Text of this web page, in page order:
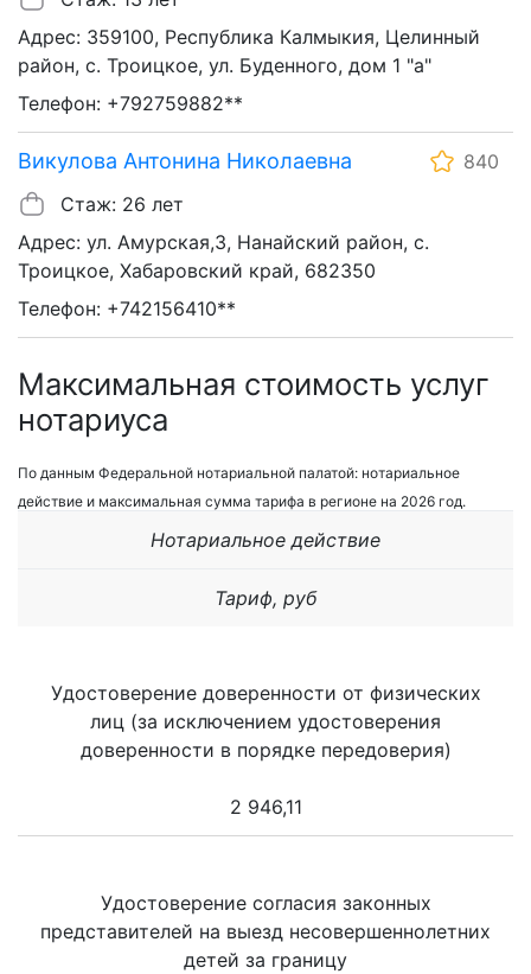
Адрес: 359100, Республика Калмыкия, Целинный
район, с. Троицкое, ул. Буденного, дом 1 "а"
Телефон: +792759882**
Викулова Антонина Николаевна
840
Стаж: 26 лет
Адрес: ул. Амурская,3, Нанайский район, с.
Троицкое, Хабаровский край, 682350
Телефон: +742156410**
Максимальная стоимость услуг
нотариуса
По данным Федеральной нотариальной палатой: нотариальное
действие и максимальная сумма тарифа в регионе на 2026 год.
Нотариальное действие
Тариф, руб
Удостоверение доверенности от физических
лиц (за исключением удостоверения
доверенности в порядке передоверия)
2 946,11
Удостоверение согласия законных
представителей на выезд несовершеннолетних
детей за границу